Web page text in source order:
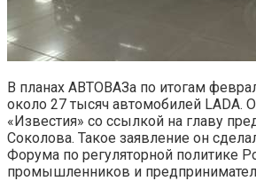
В планах АВТОВАЗа по итогам
около 27 тысяч автомобилей LADA.
«Известия» со ссылкой на главу
Соколова. Такое заявление он
Форума по регуляторной политике
промышленников и